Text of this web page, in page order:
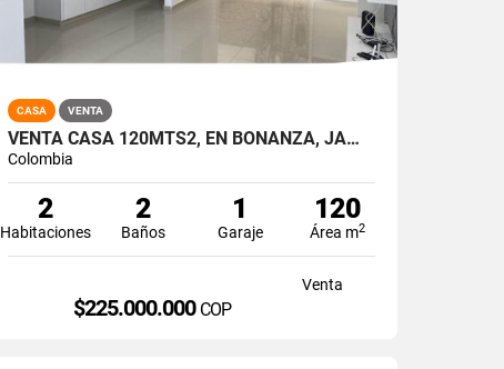
CASA VENTA
VENTA CASA 120MTS2, EN BONANZA, JAMUNDÍ 11417
Colombia
2
Habitaciones
2
Baños
1
Garaje
120
Área m2
Venta
$225.000.000 COP